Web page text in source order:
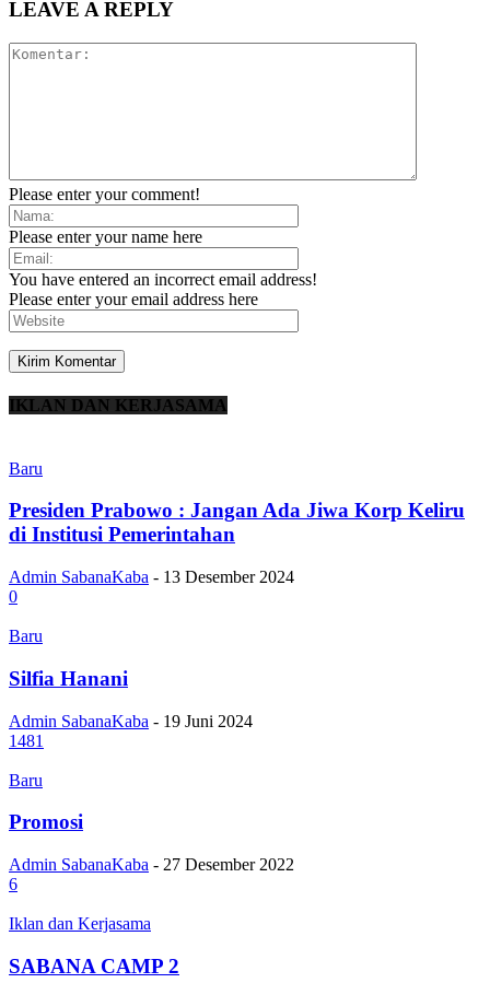
LEAVE A REPLY
Please enter your comment!
Please enter your name here
You have entered an incorrect email address!
Please enter your email address here
IKLAN DAN KERJASAMA
Baru
Presiden Prabowo : Jangan Ada Jiwa Korp Keliru
di Institusi Pemerintahan
Admin SabanaKaba - 13 Desember 2024
0
Baru
Silfia Hanani
Admin SabanaKaba - 19 Juni 2024
1481
Baru
Promosi
Admin SabanaKaba - 27 Desember 2022
6
Iklan dan Kerjasama
SABANA CAMP 2